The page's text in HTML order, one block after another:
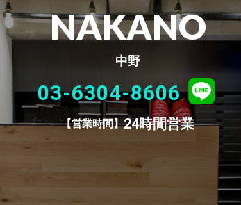
NAKANO
中野
03-6304-8606
営業時間 24時間営業